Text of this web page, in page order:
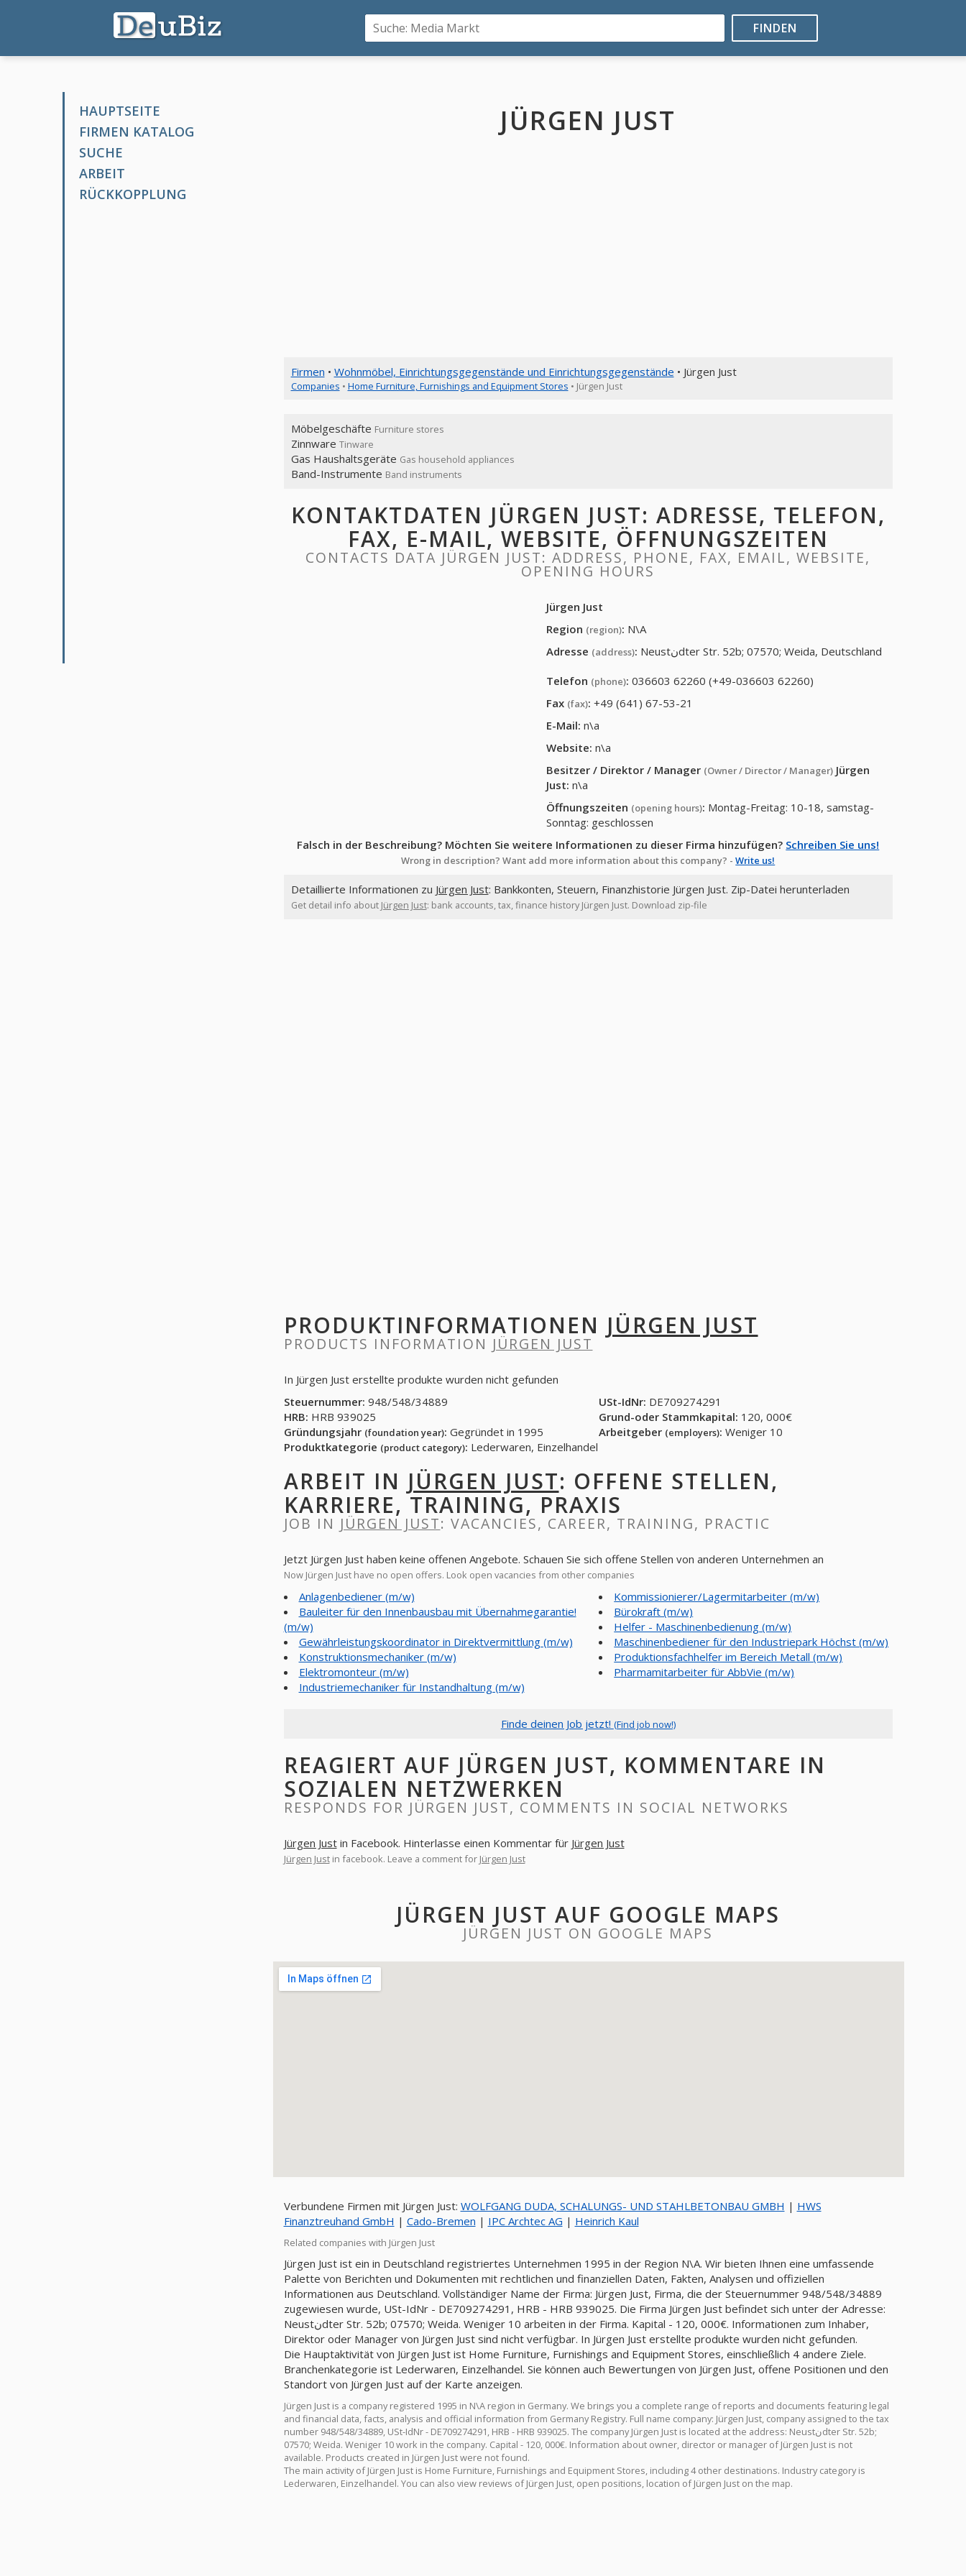
FINDEN
HAUPTSEITE
FIRMEN KATALOG
SUCHE
ARBEIT
RÜCKKOPPLUNG
JÜRGEN JUST
Firmen • Wohnmöbel, Einrichtungsgegenstände und Einrichtungsgegenstände • Jürgen Just
Companies • Home Furniture, Furnishings and Equipment Stores • Jürgen Just
Möbelgeschäfte Furniture stores
Zinnware Tinware
Gas Haushaltsgeräte Gas household appliances
Band-Instrumente Band instruments
KONTAKTDATEN JÜRGEN JUST: ADRESSE, TELEFON,
FAX, E-MAIL, WEBSITE, ÖFFNUNGSZEITEN
CONTACTS DATA JÜRGEN JUST: ADDRESS, PHONE, FAX, EMAIL, WEBSITE,
OPENING HOURS
Jürgen Just
Region (region): N\A
Adresse (address): Neustنdter Str. 52b; 07570; Weida, Deutschland
Telefon (phone): 036603 62260 (+49-036603 62260)
Fax (fax): +49 (641) 67-53-21
E-Mail: n\a
Website: n\a
Besitzer / Direktor / Manager (Owner / Director / Manager) Jürgen
Just: n\a
Öffnungszeiten (opening hours): Montag-Freitag: 10-18, samstag-
Sonntag: geschlossen
Falsch in der Beschreibung? Möchten Sie weitere Informationen zu dieser Firma hinzufügen? Schreiben Sie uns!
Wrong in description? Want add more information about this company? -Write us!
Detaillierte Informationen zu Jürgen Just: Bankkonten, Steuern, Finanzhistorie Jürgen Just. Zip-Datei herunterladen
Get detail info about Jürgen Just: bank accounts, tax, finance history Jürgen Just. Download zip-file
PRODUKTINFORMATIONEN JÜRGEN JUST
PRODUCTS INFORMATION JÜRGEN JUST
In Jürgen Just erstellte produkte wurden nicht gefunden
Steuernummer: 948/548/34889 USt-IdNr: DE709274291
HRB: HRB 939025 Grund-oder Stammkapital: 120, 000€
Gründungsjahr (foundation year): Gegründet in 1995 Arbeitgeber (employers): Weniger 10
Produktkategorie (product category): Lederwaren, Einzelhandel
ARBEIT IN JÜRGEN JUST: OFFENE STELLEN,
KARRIERE, TRAINING, PRAXIS
JOB IN JÜRGEN JUST: VACANCIES, CAREER, TRAINING, PRACTIC
Jetzt Jürgen Just haben keine offenen Angebote. Schauen Sie sich offene Stellen von anderen Unternehmen an
Now Jürgen Just have no open offers. Look open vacancies from other companies
Anlagenbediener (m/w)
Bauleiter für den Innenbausbau mit Übernahmegarantie!
(m/w)
Gewährleistungskoordinator in Direktvermittlung (m/w)
Konstruktionsmechaniker (m/w)
Elektromonteur (m/w)
Industriemechaniker für Instandhaltung (m/w)
Kommissionierer/Lagermitarbeiter (m/w)
Bürokraft (m/w)
Helfer - Maschinenbedienung (m/w)
Maschinenbediener für den Industriepark Höchst (m/w)
Produktionsfachhelfer im Bereich Metall (m/w)
Pharmamitarbeiter für AbbVie (m/w)
Finde deinen Job jetzt! (Find job now!)
REAGIERT AUF JÜRGEN JUST, KOMMENTARE IN
SOZIALEN NETZWERKEN
RESPONDS FOR JÜRGEN JUST, COMMENTS IN SOCIAL NETWORKS
Jürgen Justin Facebook. Hinterlasse einen Kommentar für Jürgen Just
Jürgen Justin facebook. Leave a comment for Jürgen Just
JÜRGEN JUST AUF GOOGLE MAPS
JÜRGEN JUST ON GOOGLE MAPS
Verbundene Firmen mit Jürgen Just: WOLFGANG DUDA, SCHALUNGS- UND STAHLBETONBAU GMBH | HWS
Finanztreuhand GmbH | Cado-Bremen | IPC Archtec AG | Heinrich Kaul
Related companies with Jürgen Just
Jürgen Just ist ein in Deutschland registriertes Unternehmen 1995 in der Region N\A. Wir bieten Ihnen eine umfassende
Palette von Berichten und Dokumenten mit rechtlichen und finanziellen Daten, Fakten, Analysen und offiziellen
Informationen aus Deutschland. Vollständiger Name der Firma: Jürgen Just, Firma, die der Steuernummer 948/548/34889
zugewiesen wurde, USt-IdNr - DE709274291, HRB - HRB 939025. Die Firma Jürgen Just befindet sich unter der Adresse:
Neustنdter Str. 52b; 07570; Weida. Weniger 10 arbeiten in der Firma. Kapital - 120, 000€. Informationen zum Inhaber,
Direktor oder Manager von Jürgen Just sind nicht verfügbar. In Jürgen Just erstellte produkte wurden nicht gefunden.
Die Hauptaktivität von Jürgen Just ist Home Furniture, Furnishings and Equipment Stores, einschließlich 4 andere Ziele.
Branchenkategorie ist Lederwaren, Einzelhandel. Sie können auch Bewertungen von Jürgen Just, offene Positionen und den
Standort von Jürgen Just auf der Karte anzeigen.
Jürgen Just is a company registered 1995 in N\A region in Germany. We brings you a complete range of reports and documents featuring legal
and financial data, facts, analysis and official information from Germany Registry. Full name company: Jürgen Just, company assigned to the tax
number 948/548/34889, USt-IdNr - DE709274291, HRB - HRB 939025. The company Jürgen Just is located at the address: Neustنdter Str. 52b;
07570; Weida. Weniger 10 work in the company. Capital - 120, 000€. Information about owner, director or manager of Jürgen Just is not
available. Products created in Jürgen Just were not found.
The main activity of Jürgen Just is Home Furniture, Furnishings and Equipment Stores, including 4 other destinations. Industry category is
Lederwaren, Einzelhandel. You can also view reviews of Jürgen Just, open positions, location of Jürgen Just on the map.